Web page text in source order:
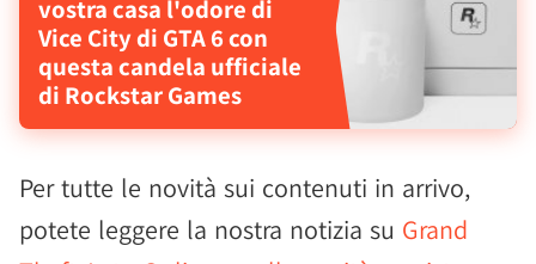
vostra casa l'odore di
Vice City di GTA 6 con
questa candela ufficiale
di Rockstar Games
Per tutte le novità sui contenuti in arrivo,
potete leggere la nostra notizia su Grand